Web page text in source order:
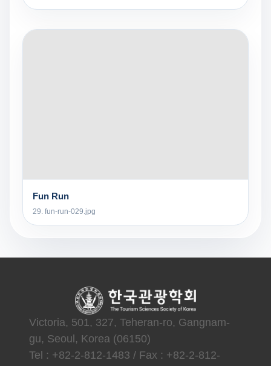
Fun Run
29. fun-run-029.jpg
Victoria, 501, 327, Teheran-ro, Gangnam-
gu, Seoul, Korea (06150)
Tel : +82-2-812-1483 / Fax : +82-2-812-